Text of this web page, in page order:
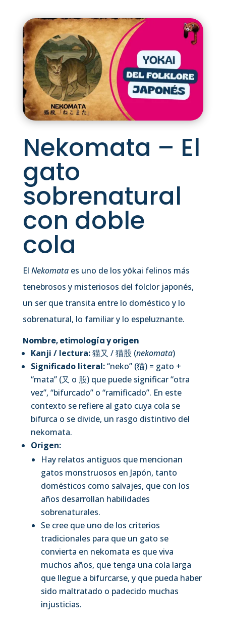
Nekomata – El
gato
sobrenatural
con doble
cola
El Nekomataes uno de los yōkai felinos más
tenebrosos y misteriosos del folclor japonés,
un ser que transita entre lo doméstico y lo
sobrenatural, lo familiar y lo espeluznante.
Nombre, etimología y origen
Kanji / lectura:猫又 / 猫股 (nekomata)
Significado literal:“neko” (猫) = gato +
“mata” (又 o 股) que puede significar “otra
vez”, “bifurcado” o “ramificado”. En este
contexto se refiere al gato cuya cola se
bifurca o se divide, un rasgo distintivo del
nekomata.
Origen:
Hay relatos antiguos que mencionan
gatos monstruosos en Japón, tanto
domésticos como salvajes, que con los
años desarrollan habilidades
sobrenaturales.
Se cree que uno de los criterios
tradicionales para que un gato se
convierta en nekomata es que viva
muchos años, que tenga una cola larga
que llegue a bifurcarse, y que pueda haber
sido maltratado o padecido muchas
injusticias.